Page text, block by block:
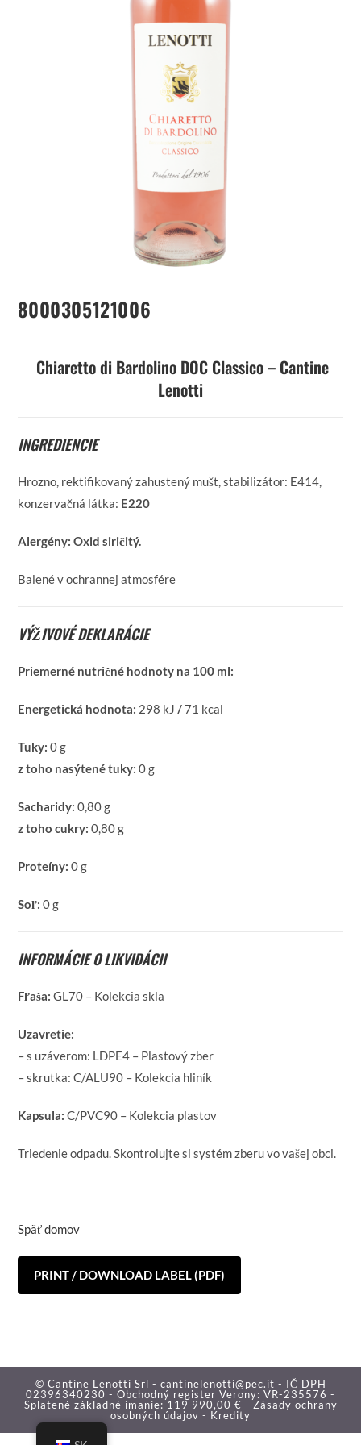
8000305121006
Chiaretto di Bardolino DOC Classico – Cantine
Lenotti
INGREDIENCIE
Hrozno, rektifikovaný zahustený mušt, stabilizátor: E414,
konzervačná látka: E220
Alergény: Oxid siričitý.
Balené v ochrannej atmosfére
VÝŽIVOVÉ DEKLARÁCIE
Priemerné nutričné hodnoty na 100 ml:
Energetická hodnota: 298 kJ/71 kcal
Tuky: 0 g
z toho nasýtené tuky: 0 g
Sacharidy: 0,80 g
z toho cukry: 0,80 g
Proteíny:0 g
Soľ:0 g
INFORMÁCIE O LIKVIDÁCII
Fľaša:GL70 – Kolekcia skla
Uzavretie:
– s uzáverom: LDPE4 – Plastový zber
– skrutka: C/ALU90 – Kolekcia hliník
Kapsula:C/PVC90 – Kolekcia plastov
Triedenie odpadu. Skontrolujte si systém zberu vo vašej obci.
Späť domov
PRINT / DOWNLOAD LABEL (PDF)
© Cantine Lenotti Srl - cantinelenotti@pec.it - IČ DPH
02396340230 - Obchodný register Verony: VR-235576 -
Splatené základné imanie: 119 990,00 € - Zásady ochrany
osobných údajov - Kredity